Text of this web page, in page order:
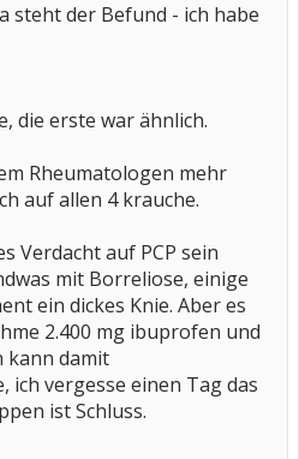
steht der Befund - ich habe
die erste war ähnlich.
Rheumatologen mehr
auf allen 4 krauche.
Verdacht auf PCP sein
mit Borreliose, einige
ein dickes Knie. Aber es
2.400 mg ibuprofen und
kann damit
ich vergesse einen Tag das
ist Schluss.